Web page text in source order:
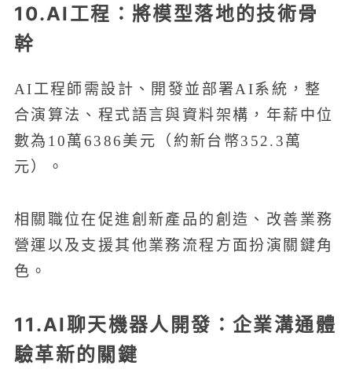
10.AI工程：將模型落地的技術骨
幹
AI工程師需設計、開發並部署AI系統，整
合演算法、程式語言與資料架構，年薪中位
數為10萬6386美元（約新台幣352.3萬
元）。
相關職位在促進創新產品的創造、改善業務
營運以及支援其他業務流程方面扮演關鍵角
色。
11.AI聊天機器人開發：企業溝通體
驗革新的關鍵